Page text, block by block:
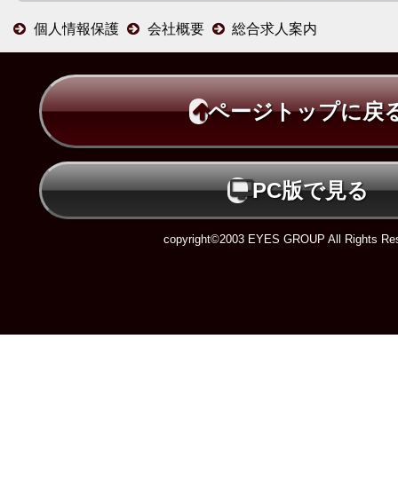
個人情報保護 会社概要 総合求人案内
ページトップに戻
PC版で見る
copyright©2003 EYES GROUP All Rights